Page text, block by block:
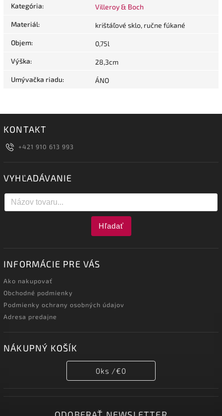
Kategória: Villeroy & Boch
Materiál: krištáľové sklo, ručne fúkané
Objem: 0,75l
Výška: 28,3cm
Umývačka riadu: ÁNO
KONTAKT
+421 910 613 993
VYHĽADÁVANIE
Hľadať
INFORMÁCIE PRE VÁS
Ako nakupovať
Obchodné podmienky
Podmienky ochrany osobných údajov
Adresa predajne
NÁKUPNÝ KOŠÍK
0ks /€0